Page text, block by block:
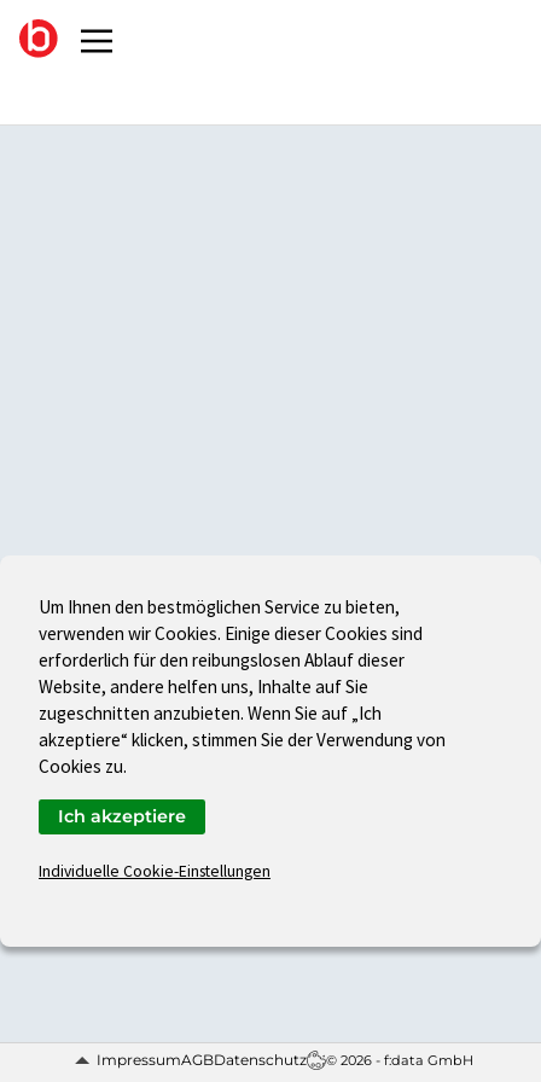
ImpressumAGBDatenschutz © 2026 - f:data GmbH
Um Ihnen den bestmöglichen Service zu bieten,
verwenden wir Cookies. Einige dieser Cookies sind
erforderlich für den reibungslosen Ablauf dieser
Website, andere helfen uns, Inhalte auf Sie
zugeschnitten anzubieten. Wenn Sie auf „Ich
akzeptiere“ klicken, stimmen Sie der Verwendung von
Cookies zu.
Individuelle Cookie-Einstellungen
Ich akzeptiere